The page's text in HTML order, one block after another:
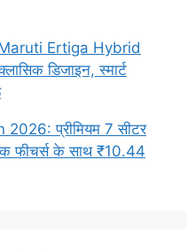
Ertiga Hybrid
डिजाइन, स्मार्ट
प्रीमियम 7 सीटर
फीचर्स के साथ ₹10.44